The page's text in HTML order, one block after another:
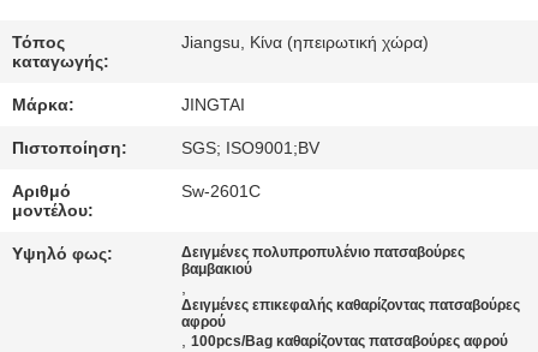
ΕΙΔΉΣΕΙΣ
ΥΠΟΘΈΣΕΙΣ
ΜΙΑ
ΠΡΟΣΦΟΡΆ
Τόπος
καταγωγής:
Jiangsu, Κίνα (ηπειρωτική χώρα)
Μάρκα: JINGTAI
Πιστοποίηση: SGS; ISO9001;BV
Αριθμό
μοντέλου:
Sw-2601C
Υψηλό φως:
Δειγμένες πολυπροπυλένιο πατσαβούρες
βαμβακιού
,
Δειγμένες επικεφαλής καθαρίζοντας πατσαβούρες
αφρού
,100pcs/Bag καθαρίζοντας πατσαβούρες αφρού